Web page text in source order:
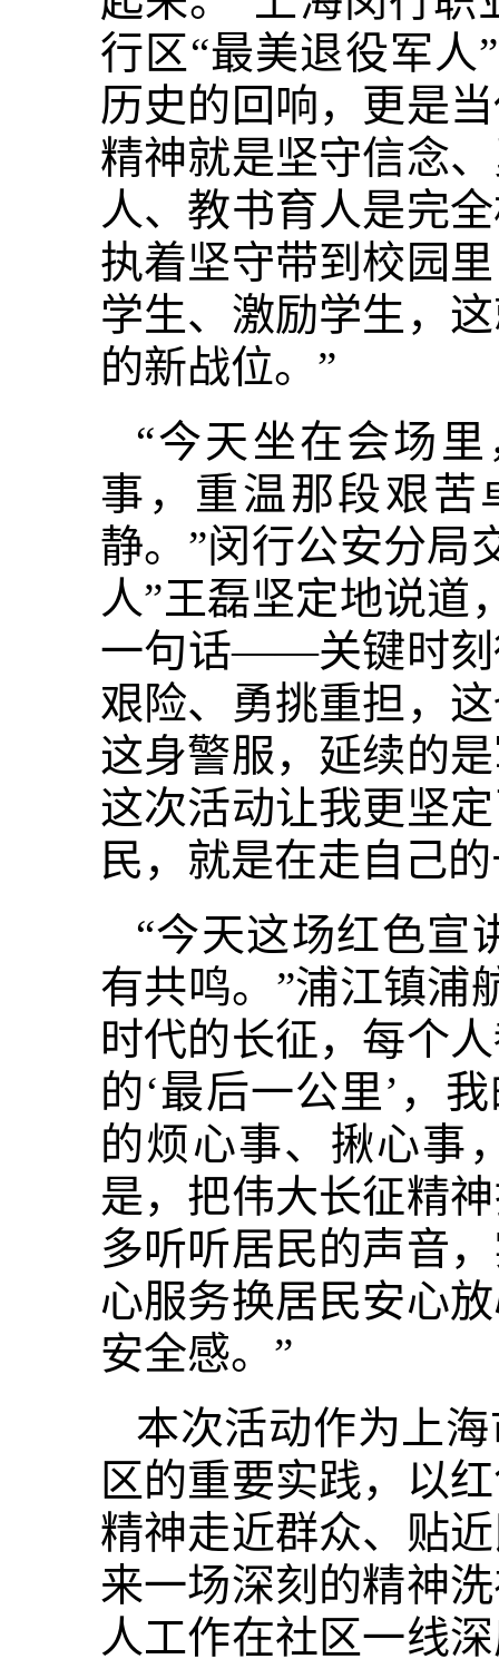
行区“最美退役军人
历史的回响，更是
精神就是坚守信念
人、教书育人是完
执着坚守带到校园
学生、激励学生，
的新战位。”
“今天坐在会场
事，重温那段艰苦
静。”闵行公安分局
人”王磊坚定地说道
一句话——关键时刻
艰险、勇挑重担，
这身警服，延续的
这次活动让我更坚
民，就是在走自己
“今天这场红色宣
有共鸣。”浦江镇浦
时代的长征，每个
的‘最后一公里’，
的烦心事、揪心事
是，把伟大长征精
多听听居民的声音
心服务换居民安心
安全感。”
本次活动作为上
区的重要实践，以
精神走近群众、贴
来一场深刻的精神
人工作在社区一线